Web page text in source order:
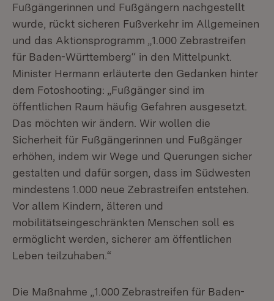
Fußgängerinnen und Fußgängern nachgestellt
wurde, rückt sicheren Fußverkehr im Allgemeinen
und das Aktionsprogramm „1.000 Zebrastreifen
für Baden-Württemberg“ in den Mittelpunkt.
Minister Hermann erläuterte den Gedanken hinter
dem Fotoshooting: „Fußgänger sind im
öffentlichen Raum häufig Gefahren ausgesetzt.
Das möchten wir ändern. Wir wollen die
Sicherheit für Fußgängerinnen und Fußgänger
erhöhen, indem wir Wege und Querungen sicher
gestalten und dafür sorgen, dass im Südwesten
mindestens 1.000 neue Zebrastreifen entstehen.
Vor allem Kindern, älteren und
mobilitätseingeschränkten Menschen soll es
ermöglicht werden, sicherer am öffentlichen
Leben teilzuhaben.“
Die Maßnahme „1.000 Zebrastreifen für Baden-